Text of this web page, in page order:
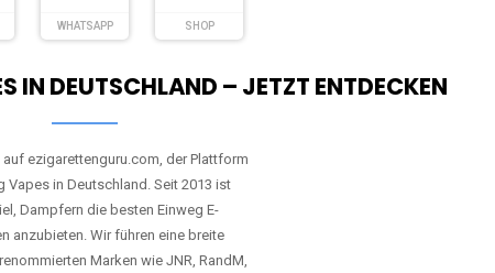
WHATSAPP SHOP
IN DEUTSCHLAND – JETZT ENTDECKEN
ezigarettenguru.com, der Plattform
Vapes in Deutschland. Seit 2013 ist
Dampfern die besten Einweg E-
anzubieten. Wir führen eine breite
Marken wie JNR, RandM,